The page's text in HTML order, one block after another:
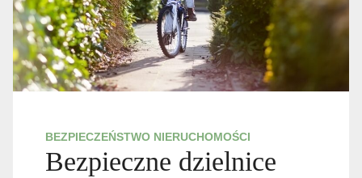
BEZPIECZEŃSTWO NIERUCHOMOŚCI
Bezpieczne dzielnice